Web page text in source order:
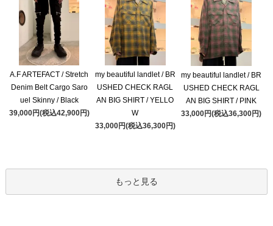
A.F ARTEFACT / Stretch
Denim Belt Cargo Saro
uel Skinny / Black
39,000円(税込42,900円)
my beautiful landlet / BR
USHED CHECK RAGL
AN BIG SHIRT / YELLO
W
33,000円(税込36,300円)
my beautiful landlet / BR
USHED CHECK RAGL
AN BIG SHIRT / PINK
33,000円(税込36,300円)
もっと見る